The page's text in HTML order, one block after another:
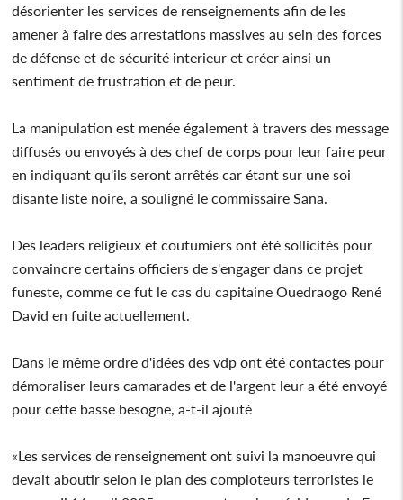
désorienter les services de renseignements afin de les
amener à faire des arrestations massives au sein des forces
de défense et de sécurité interieur et créer ainsi un
sentiment de frustration et de peur.
La manipulation est menée également à travers des message
diffusés ou envoyés à des chef de corps pour leur faire peur
en indiquant qu'ils seront arrêtés car étant sur une soi
disante liste noire, a souligné le commissaire Sana.
Des leaders religieux et coutumiers ont été sollicités pour
convaincre certains officiers de s'engager dans ce projet
funeste, comme ce fut le cas du capitaine Ouedraogo René
David en fuite actuellement.
Dans le même ordre d'idées des vdp ont été contactes pour
démoraliser leurs camarades et de l'argent leur a été envoyé
pour cette basse besogne, a-t-il ajouté
«Les services de renseignement ont suivi la manoeuvre qui
devait aboutir selon le plan des comploteurs terroristes le